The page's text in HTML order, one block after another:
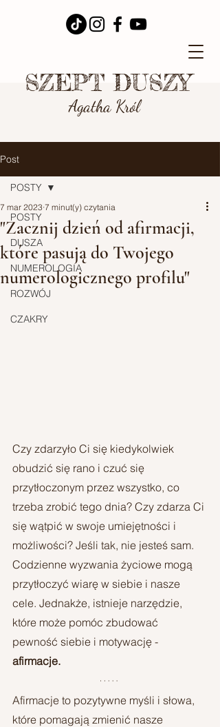
Agatha Król
SZEPT DUSZY
Post
POSTY
DUSZA
NUMEROLOGIA
ROZWÓJ
CZAKRY
POSTY
"Zacznij dzień od afirmacji,
które pasują do Twojego
numerologicznego profilu"
7 mar 2023 7 minut(y) czytania
Czy zdarzyło Ci się kiedykolwiek
obudzić się rano i czuć się
przytłoczonym przez wszystko, co
trzeba zrobić tego dnia? Czy zdarza Ci
się wątpić w swoje umiejętności i
możliwości? Jeśli tak, nie jesteś sam.
Codzienne wyzwania życiowe mogą
przytłoczyć wiarę w siebie i nasze
cele. Jednakże, istnieje narzędzie,
które może pomóc zbudować
pewność siebie i motywację -
afirmacje.
Afirmacje to pozytywne myśli i słowa,
które pomagają zmienić nasze